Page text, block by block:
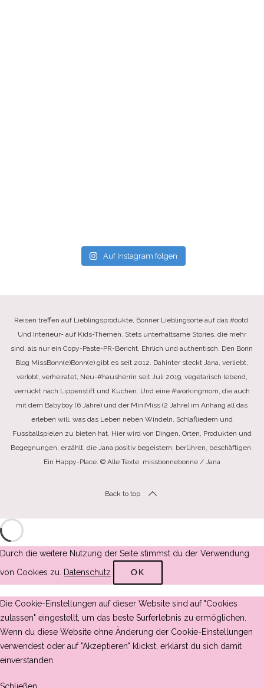
Auf Instagram folgen
Reisen treffen auf Lieblingsprodukte, Bonner Lieblingsorte auf das #ootd.
Und Interieur- auf Kids-Themen. Stets unterhaltsame Stories, die mehr
sind, als nur ein Copy-Paste-PR-Bericht. Ehrlich und authentisch. Den Bonn
Blog MissBonn(e)Bonn(e) gibt es seit 2012. Dahinter steckt Jana, verliebt,
verlobt, verheiratet, Neu-#hausherrin seit Juli 2019, vegetarisch lebend,
verrückt nach Lippenstift und Kuchen. Und eine #workingmom, die auch
mit dem Babyboy (6 Jahre) und der MiniMiss (2 Jahre) im Anhang all das
erleben will, was das Leben neben Windeln, Schlafliedern und
Fussballspielen zu bieten hat. Hier wird von Dingen, Orten, Produkten und
Begegnungen, erzählt, die Jana positiv begeistern, berühren, beschäftigen.
Ein Happy-Place. © Alle Texte: missbonnebonne / Jana
Back to top
Durch die weitere Nutzung der Seite stimmst du der Verwendung
von Cookies zu. Datenschutz OK
Die Cookie-Einstellungen auf dieser Website sind auf "Cookies
zulassen" eingestellt, um das beste Surferlebnis zu ermöglichen.
Wenn du diese Website ohne Änderung der Cookie-Einstellungen
verwendest oder auf "Akzeptieren" klickst, erklärst du sich damit
einverstanden.
Schließen